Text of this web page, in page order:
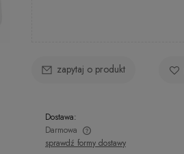
zapytaj o produkt
Dostawa:
Darmowa
sprawdź formy dostawy